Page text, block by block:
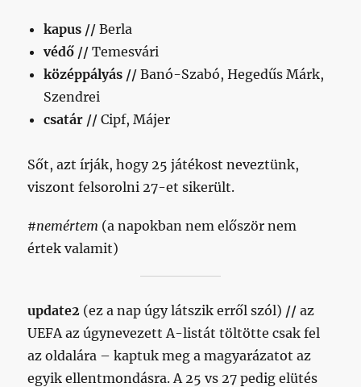
kapus //Berla
védő // Temesvári
középpályás // Banó-Szabó, Hegedűs Márk,
Szendrei
csatár // Cipf, Májer
Sőt, azt írják, hogy 25 játékost neveztünk,
viszont felsorolni 27-et sikerült.
#nemértem (a napokban nem először nem
értek valamit)
update2 (ez a nap úgy látszik erről szól) //az
UEFA az úgynevezett A-listát töltötte csak fel
az oldalára – kaptuk meg a magyarázatot az
egyik ellentmondásra. A 25 vs 27 pedig elütés